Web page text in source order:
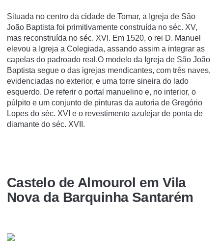
Situada no centro da cidade de Tomar, a Igreja de São
João Baptista foi primitivamente construída no séc. XV,
mas reconstruída no séc. XVI. Em 1520, o rei D. Manuel
elevou a Igreja a Colegiada, assando assim a integrar as
capelas do padroado real.O modelo da Igreja de São João
Baptista segue o das igrejas mendicantes, com três naves,
evidenciadas no exterior, e uma torre sineira do lado
esquerdo. De referir o portal manuelino e, no interior, o
púlpito e um conjunto de pinturas da autoria de Gregório
Lopes do séc. XVI e o revestimento azulejar de ponta de
diamante do séc. XVII.
Castelo de Almourol em Vila
Nova da Barquinha Santarém